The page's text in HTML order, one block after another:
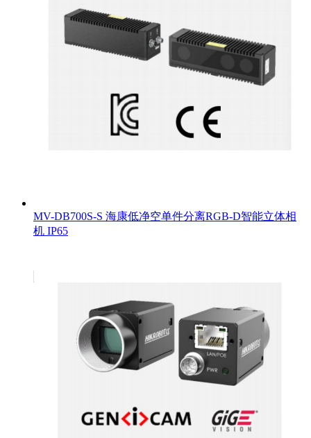
MV-DB700S-S 海康低净空单件分离RGB-D智能立体相
机 IP65